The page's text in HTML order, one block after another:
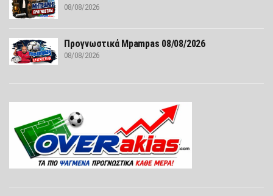
08/08/2026
Προγνωστικά Mpampas 08/08/2026
08/08/2026